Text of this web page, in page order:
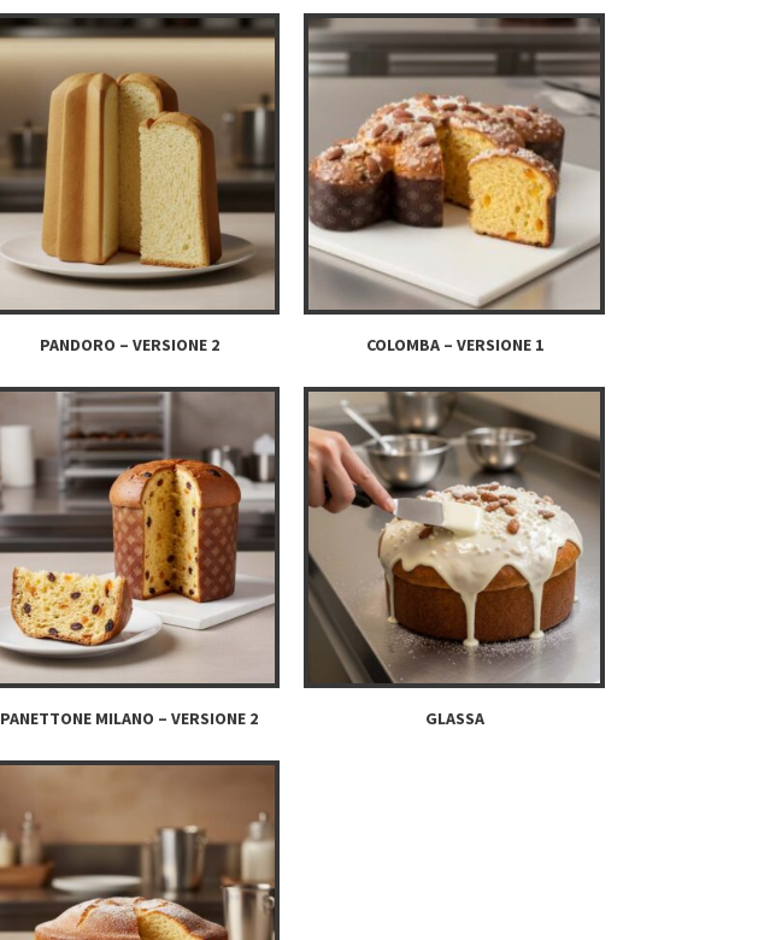
PANDORO – VERSIONE 2 COLOMBA – VERSIONE 1
PANETTONE MILANO – VERSIONE 2 GLASSA